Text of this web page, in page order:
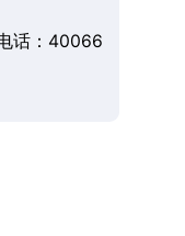
话：40066